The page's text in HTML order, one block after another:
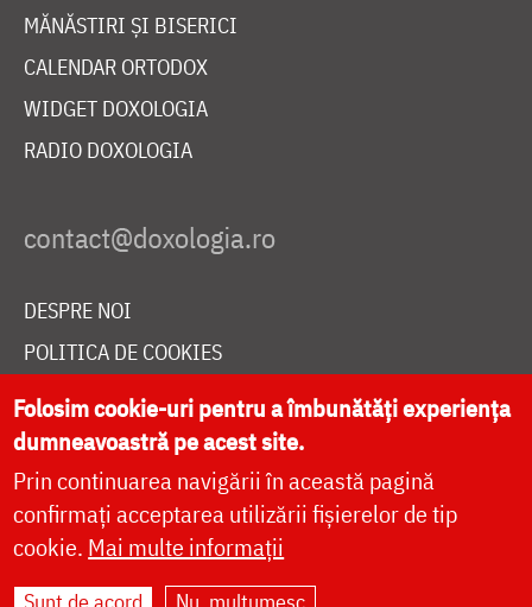
MĂNĂSTIRI ȘI BISERICI
CALENDAR ORTODOX
WIDGET DOXOLOGIA
RADIO DOXOLOGIA
DESPRE NOI
POLITICA DE COOKIES
DONEAZĂ ONLINE PENTRU CATEDRALA NAȚIONALĂ
LIVE
Folosim cookie-uri pentru a îmbunătăți experiența
dumneavoastră pe acest site.
Prin continuarea navigării în această pagină
confirmați acceptarea utilizării fișierelor de tip
cookie. Mai multe informații